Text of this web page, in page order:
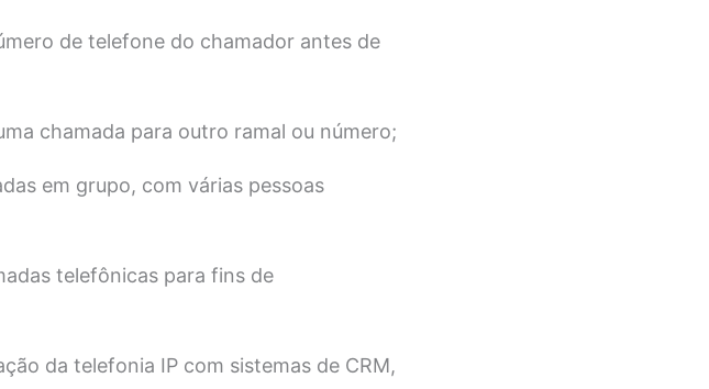
de telefone do chamador antes de
chamada para outro ramal ou número;
em grupo, com várias pessoas
telefônicas para fins de
da telefonia IP com sistemas de CRM,